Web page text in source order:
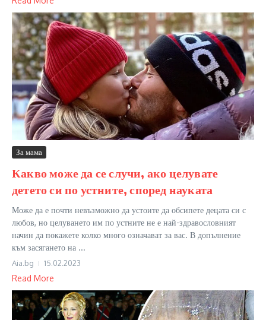
За мама
Какво може да се случи, ако целувате
детето си по устните, според науката
Може да е почти невъзможно да устоите да обсипете децата си с
любов, но целуването им по устните не е най-здравословният
начин да покажете колко много означават за вас. В допълнение
към засягането на ...
Aia.bg 15.02.2023
Read More